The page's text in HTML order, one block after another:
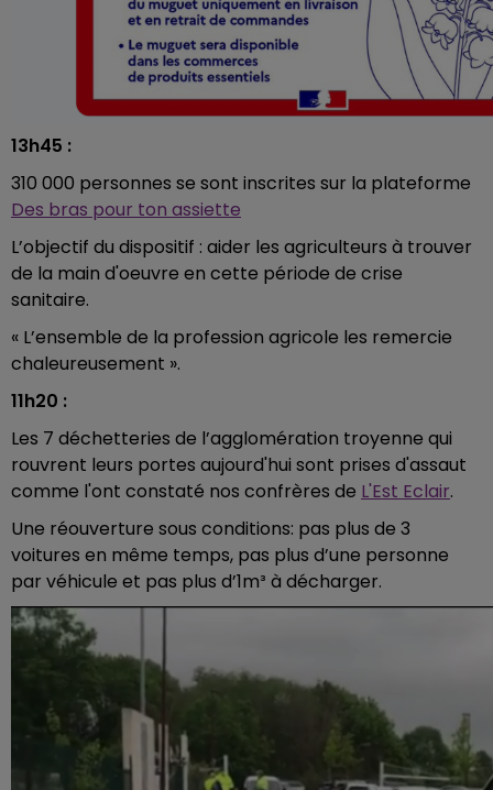
13h45 :
310 000 personnes se sont inscrites sur la plateforme
Des bras pour ton assiette
L’objectif du dispositif : aider les agriculteurs à trouver
de la main d'oeuvre en cette période de crise
sanitaire.
« L’ensemble de la profession agricole les remercie
chaleureusement ».
11h20 :
Les 7 déchetteries de l’agglomération troyenne qui
rouvrent leurs portes aujourd'hui sont prises d'assaut
comme l'ont constaté nos confrères de L'Est Eclair.
Une réouverture sous conditions: pas plus de 3
voitures en même temps, pas plus d’une personne
par véhicule et pas plus d’1m³ à décharger.